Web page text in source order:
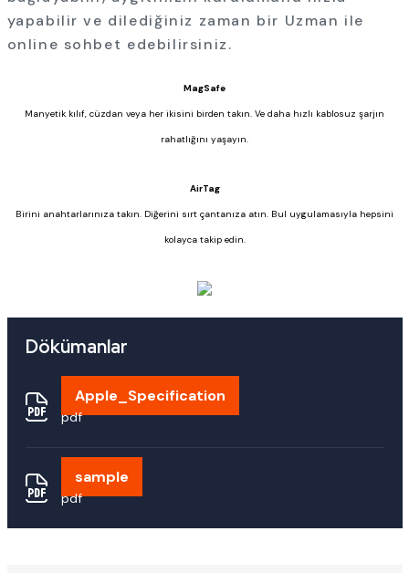
yapabilir ve dilediğiniz zaman bir Uzman ile
online sohbet edebilirsiniz.
MagSafe
Manyetik kılıf, cüzdan veya her ikisini birden takın. Ve daha hızlı kablosuz şarjın
rahatlığını yaşayın.
AirTag
Birini anahtarlarınıza takın. Diğerini sırt çantanıza atın. Bul uygulamasıyla hepsini
kolayca takip edin.
Dökümanlar
Apple_Specification
pdf
sample
pdf